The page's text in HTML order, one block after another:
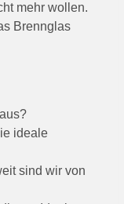
mehr wollen.
Brennglas
ideale
sind wir von